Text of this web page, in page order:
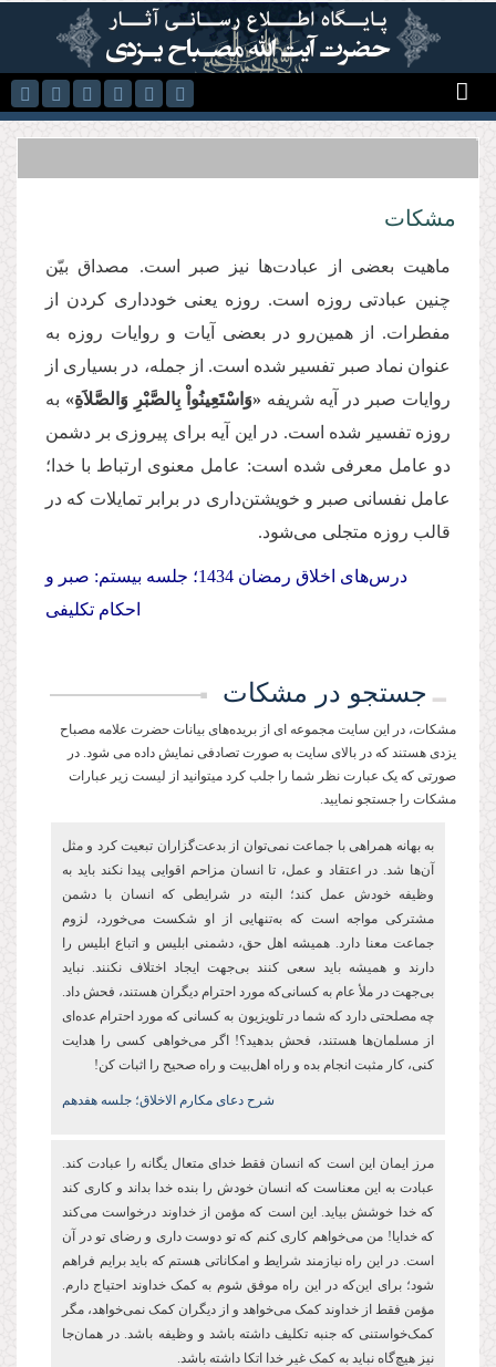
رفتن به محتوای اصلی
مشکات
ماهیت بعضی از عبادت‌ها نیز صبر است. مصداق بیّن
چنین عبادتی روزه است. روزه یعنی خودداری كردن از
مفطرات. از همین‌رو در بعضی آیات و روایات روزه به
عنوان نماد صبر تفسیر شده است. از جمله، در بسیاری از
روایات صبر در آیه شریفه «وَاسْتَعِینُواْ بِالصَّبْرِ وَالصَّلاَةِ» به
روزه تفسیر شده است. در این آیه برای پیروزی بر دشمن
دو عامل معرفی شده است: عامل معنوی ارتباط با خدا؛
عامل نفسانی صبر و خویشتن‌داری در برابر تمایلات كه در
قالب روزه متجلی می‌شود.
درس‌های اخلاق رمضان 1434؛ جلسه بیستم: صبر و
احكام تكلیفی
جستجو در مشکات
مشکات، در این سایت مجموعه ای از بریده‌های بیانات حضرت علامه مصباح
یزدی هستند که در بالای سایت به صورت تصادفی نمایش داده می شود. در
صورتی که یک عبارت نظر شما را جلب کرد میتوانید از لیست زیر عبارات
مشکات را جستجو نمایید.
به بهانه همراهی با جماعت نمی‌توان از بدعت‌گزاران تبعیت کرد و مثل
آن‌ها شد. در اعتقاد و عمل، تا انسان مزاحم اقوایی پیدا نکند باید به
وظیفه خودش عمل کند؛ البته در شرایطی که انسان با دشمن
مشترکی مواجه است که به‌تنهایی از او شکست می‌خورد، لزوم
جماعت معنا دارد. همیشه اهل حق، دشمنی ابلیس و اتباع ابلیس را
دارند و همیشه باید سعی کنند بی‌جهت ایجاد اختلاف نکنند. نباید
بی‌جهت در ملأ عام به کسانی‌که مورد احترام دیگران هستند، فحش داد.
چه مصلحتی دارد که شما در تلویزیون به کسانی که مورد احترام عده‌ای
از مسلمان‌ها هستند، فحش بدهید؟! اگر می‌خواهی کسی را هدایت
کنی، کار مثبت انجام بده و راه اهل‌بیت و راه صحیح را اثبات کن!
شرح دعای مکارم الاخلاق؛ جلسه هفدهم
مرز ایمان این است که انسان فقط خدای متعال یگانه را عبادت کند.
عبادت به این معناست که انسان خودش را بنده خدا بداند و کاری کند
که خدا خوشش بیاید. این است که مؤمن از خداوند درخواست می‌کند
که خدایا! من می‌خواهم کاری کنم که تو دوست داری و رضای تو در آن
است. در این راه نیازمند شرایط و امکاناتی هستم که باید برایم فراهم
شود؛ برای این‌که در این راه موفق شوم به کمک خداوند احتیاج دارم.
مؤمن فقط از خداوند کمک می‌خواهد و از دیگران کمک نمی‌خواهد، مگر
کمک‌خواستنی که جنبه تکلیف داشته باشد و وظیفه باشد. در همان‌جا
نیز هیچ‌گاه نباید به کمک غیر خدا اتکا داشته باشد.